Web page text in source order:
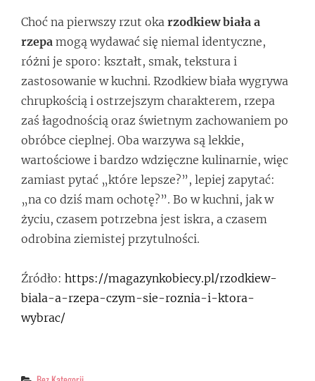
Choć na pierwszy rzut oka rzodkiew biała a
rzepa mogą wydawać się niemal identyczne,
różni je sporo: kształt, smak, tekstura i
zastosowanie w kuchni. Rzodkiew biała wygrywa
chrupkością i ostrzejszym charakterem, rzepa
zaś łagodnością oraz świetnym zachowaniem po
obróbce cieplnej. Oba warzywa są lekkie,
wartościowe i bardzo wdzięczne kulinarnie, więc
zamiast pytać „które lepsze?”, lepiej zapytać:
„na co dziś mam ochotę?”. Bo w kuchni, jak w
życiu, czasem potrzebna jest iskra, a czasem
odrobina ziemistej przytulności.
Źródło: https://magazynkobiecy.pl/rzodkiew-
biala-a-rzepa-czym-sie-roznia-i-ktora-
wybrac/
Categories